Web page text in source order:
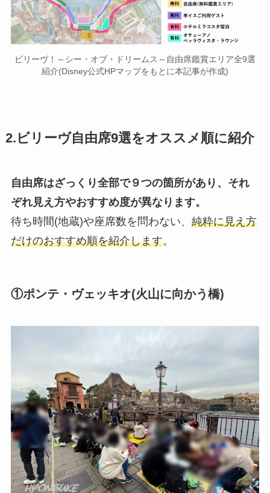
ビリーヴ！～シー・オブ・ドリームス～自由席鑑賞エリア全9選
紹介(Disney公式HPマップをもとに本記事が作成)
2.ビリーヴ自由席9選をオススメ順に紹介
自由席はざっくり全部で９つの箇所があり、それ
ぞれ見え方やおすすめ度が異なります。
待ち時間(地蔵)や座席数を問わない、 純粋に見え方
だけのおすすめ順を紹介します。
①ポンテ・ヴェッキオ(火山に向かう橋)